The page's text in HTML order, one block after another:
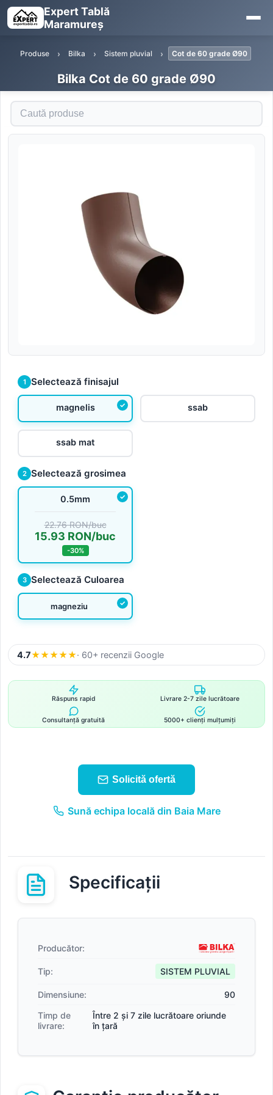
Expert Tablă
Maramureș
Produse Bilka Sistem pluvial Cot de 60 grade Ø90
Bilka Cot de 60 grade Ø90
Caută produse
1 Selectează finisajul
magnelis ssab
ssab mat
2 Selectează grosimea
0.5mm
22.76 RON/buc
15.93 RON/buc
-30%
3 Selectează Culoarea
magneziu
4.7★★★★★· 60+ recenzii Google
Răspuns rapid Livrare 2-7 zile lucrătoare
Consultanță gratuită 5000+ clienți mulțumiți
Solicită ofertă
Sună echipa locală din Baia Mare
Specificații
Producător:
Tip: SISTEM PLUVIAL
Dimensiune:
90
Timp de
livrare:
Între 2 și 7 zile lucrătoare oriunde
în țară